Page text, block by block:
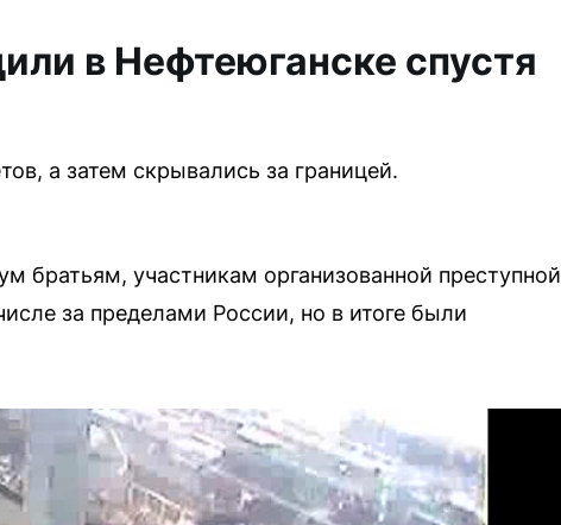
в Нефтеюганске спустя
а затем скрывались за границей.
братьям, участникам организованной преступной
за пределами России, но в итоге были